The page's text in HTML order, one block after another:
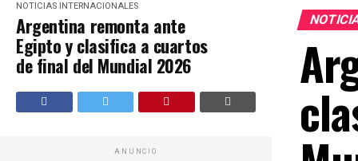
NOTICIAS INTERNACIONALES
Argentina remonta ante
Egipto y clasifica a cuartos
de final del Mundial 2026
ANUNCIO